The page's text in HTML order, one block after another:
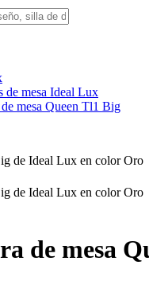
de mesa Ideal Lux
mesa Queen Tl1 Big
de mesa